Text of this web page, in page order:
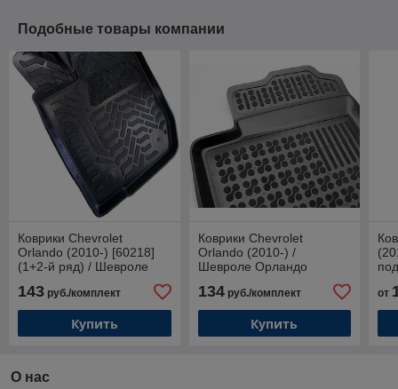
Подобные товары компании
Коврики Chevrolet
Orlando (2010-) [60218]
(1+2-й ряд) / Шевроле
143 руб./комплект
Купить
Коврики Chevrolet
Orlando (2010-) /
Шевроле Орландо
134руб./комплект
Купить
от
О нас